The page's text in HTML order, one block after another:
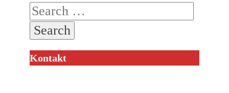
Kontakt